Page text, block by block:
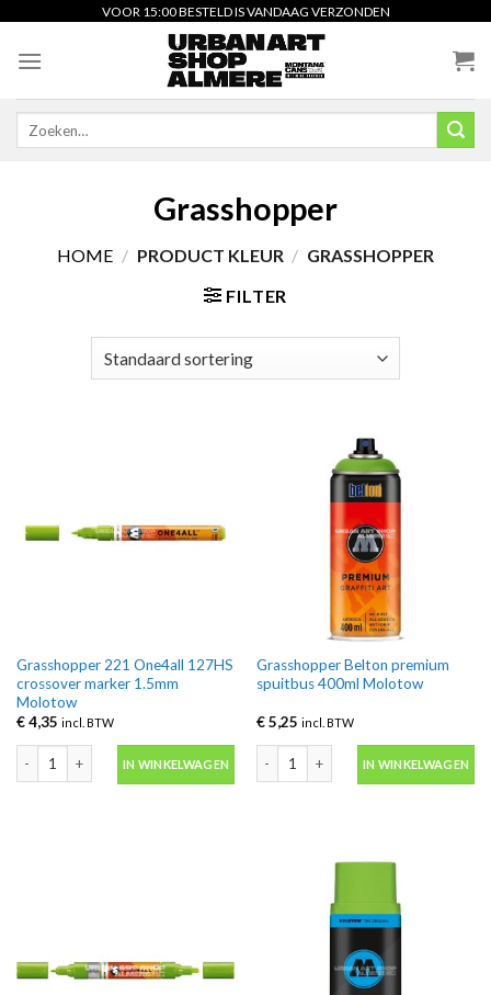
content
VOOR 15:00 BESTELD IS VANDAAG VERZONDEN
Grasshopper
HOME / PRODUCT KLEUR / GRASSHOPPER
FILTER
Grasshopper 221 One4all 127HS
crossover marker 1.5mm
Molotow
€4,35 incl. BTW
Grasshopper 221 One4all 127HS crossover marker 1.5mm Molotow aantal
IN WINKELWAGEN
Grasshopper Belton premium
spuitbus 400ml Molotow
€5,25 incl. BTW
Grasshopper Belton premium
IN WINKELWAGEN